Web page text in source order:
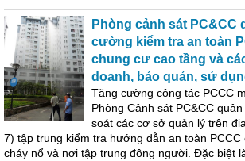
Phòng cảnh sát PC&CC
cường kiểm tra an toàn
chung cư cao tầng và
doanh, bảo quản, sử
Tăng cường công tác PCCC
Phòng Cảnh sát PC&CC
soát các cơ sở quản lý trên
7) tập trung kiểm tra hướng dẫn an toàn
cháy nổ và nơi tập trung đông người. Đặc biệt